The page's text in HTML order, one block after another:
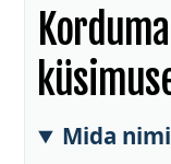
Mida